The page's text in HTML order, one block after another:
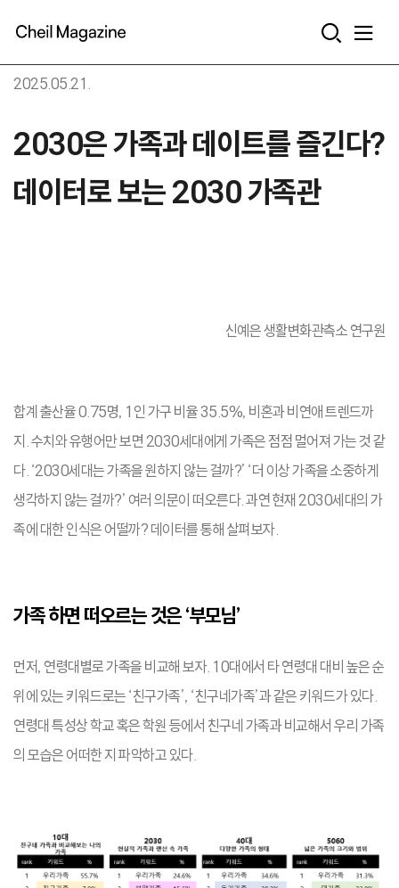
2025.05.21.
2030은 가족과 데이트를 즐긴다?
데이터로 보는 2030 가족관
신예은 생활변화관측소 연구원
합계 출산율 0.75명, 1인 가구 비율 35.5%, 비혼과 비연애 트렌드까
지. 수치와 유행어만 보면 2030세대에게 가족은 점점 멀어져 가는 것 같
다. ‘2030세대는 가족을 원하지 않는 걸까?’ ‘더 이상 가족을 소중하게
생각하지 않는 걸까?’ 여러 의문이 떠오른다. 과연 현재 2030세대의 가
족에 대한 인식은 어떨까? 데이터를 통해 살펴보자.
가족 하면 떠오르는 것은 ‘부모님’
먼저, 연령대별로 가족을 비교해 보자. 10대에서 타 연령대 대비 높은 순
위에 있는 키워드로는 ‘친구가족’, ‘친구네가족’과 같은 키워드가 있다.
연령대 특성상 학교 혹은 학원 등에서 친구네 가족과 비교해서 우리 가족
의 모습은 어떠한 지 파악하고 있다.